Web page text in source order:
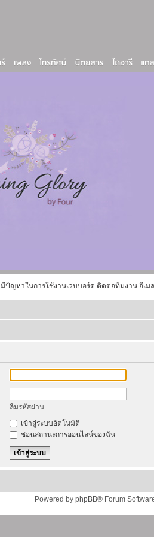
มีปัญหาในการใช้งานเวบบอร์ด ติดต่อทีมงาน อีเม
ลืมรหัสผ่าน
เข้าสู่ระบบอัตโนมัติ
ซ่อนสถานะการออนไลน์ของฉัน
Powered by phpBB® Forum